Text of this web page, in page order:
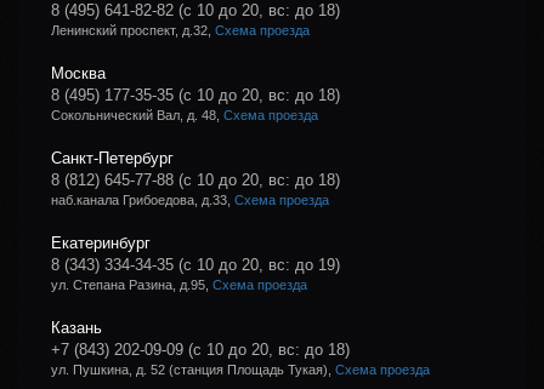
8 (495) 641-82-82 (с 10 до 20, вс: до 18)
Ленинский проспект, д.32, Схема проезда
Москва
8 (495) 177-35-35 (с 10 до 20, вс: до 18)
Сокольнический Вал, д. 48, Схема проезда
Санкт-Петербург
8 (812) 645-77-88 (с 10 до 20, вс: до 18)
наб.канала Грибоедова, д.33, Схема проезда
Екатеринбург
8 (343) 334-34-35 (с 10 до 20, вс: до 19)
ул. Степана Разина, д.95, Схема проезда
Казань
+7 (843) 202-09-09 (с 10 до 20, вс: до 18)
ул. Пушкина, д. 52 (станция Площадь Тукая), Схема проезда